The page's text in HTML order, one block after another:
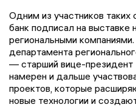
Одним из участников
банк подписал на выставке
региональными
департамента
— старший вице-
намерен и дальше
проектов, которые
новые технологии и